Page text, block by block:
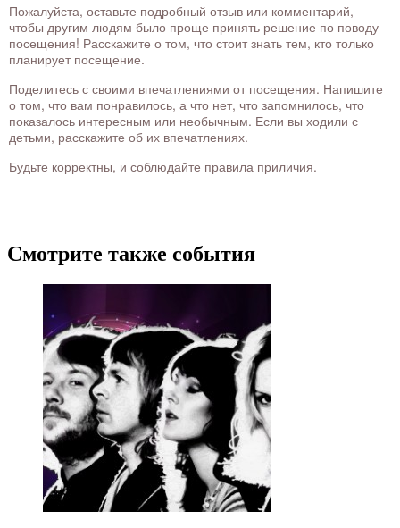
Пожалуйста, оставьте подробный отзыв или комментарий,
чтобы другим людям было проще принять решение по поводу
посещения! Расскажите о том, что стоит знать тем, кто только
планирует посещение.
Поделитесь с своими впечатлениями от посещения. Напишите
о том, что вам понравилось, а что нет, что запомнилось, что
показалось интересным или необычным. Если вы ходили с
детьми, расскажите об их впечатлениях.
Будьте корректны, и соблюдайте правила приличия.
Смотрите также события